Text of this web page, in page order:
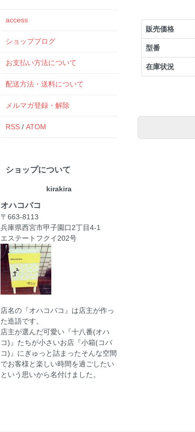
販売価格
型番
在庫状況
access
ショップブログ
お支払い方法について
配送方法・送料について
メルマガ登録・解除
RSS / ATOM
ショップについて
kirakira
オハコバコ
〒663-8113
兵庫県西宮市甲子園口2丁目4-1
エステートフクイ202号
店名の『オハコバコ』は店主が作っ
た造語です。
店主が選んだ可愛い『十八番(オハ
コ)』たちが小さいお店『小箱(コバ
コ)』にぎゅっと詰まったそんな空間
でお客様と楽しい時間を過ごしたい
という思いから名付けました。